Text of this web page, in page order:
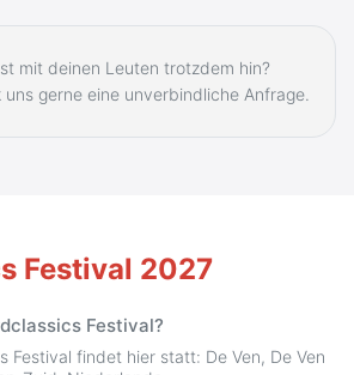
mit deinen Leuten trotzdem hin?
uns gerne eine unverbindliche Anfrage.
Festival 2027
Festival?
Festival findet hier statt: De Ven, De Ven